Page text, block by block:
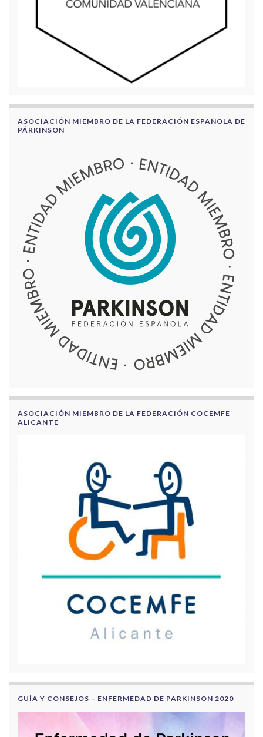
ASOCIACIÓN MIEMBRO DE LA FEDERACIÓN ESPAÑOLA DE
PÁRKINSON
ASOCIACIÓN MIEMBRO DE LA FEDERACIÓN COCEMFE
ALICANTE
GUÍA Y CONSEJOS – ENFERMEDAD DE PARKINSON 2020